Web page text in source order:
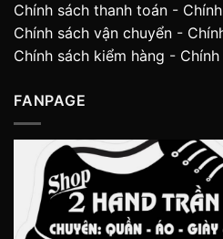
Chính sách thanh toán -
Chính sách vận chuyển -
Chính sách kiểm hàng -
FANPAGE